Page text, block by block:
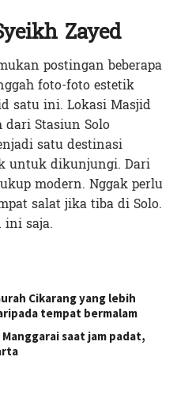
Zayed
postingan beberapa
foto-foto estetik
satu ini. Lokasi Masjid
dari Stasiun Solo
satu destinasi
untuk dikunjungi. Dari
modern. Nggak perlu
salat jika tiba di Solo.
ini saja.
Cikarang yang lebih
tempat bermalam
saat jam padat,